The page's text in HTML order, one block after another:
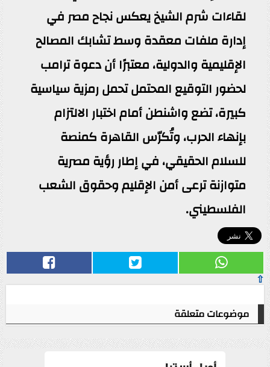
لقاءات شرم الشيخ يعكس نجاح مصر في
إدارة ملفات معقدة وسط تشابك المصالح
الإقليمية والدولية، معتبرًا أن دعوة ترامب
لحضور التوقيع المحتمل تحمل رمزية سياسية
كبيرة، تضع واشنطن أمام اختبار الالتزام
بإنهاء الحرب، وتُكرّس القاهرة كمنصة
للسلام الحقيقي، في إطار رؤية مصرية
متوازنة ترعى أمن الإقليم وحقوق الشعب
الفلسطيني.
⇧
موضوعات متعلقة